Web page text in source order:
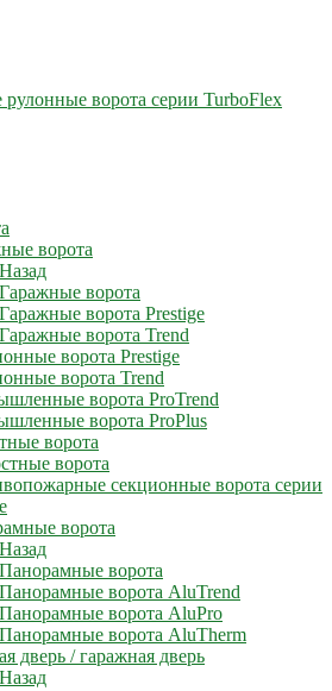
ворота серии TurboFlex
ворота
Назад
Гаражные ворота
Гаражные ворота Prestige
Гаражные ворота Trend
ворота Prestige
ворота Trend
ворота ProTrend
ворота ProPlus
ворота
ворота
секционные ворота серии
ворота
Назад
Панорамные ворота
Панорамные ворота AluTrend
Панорамные ворота AluPro
Панорамные ворота AluTherm
дверь / гаражная дверь
Назад